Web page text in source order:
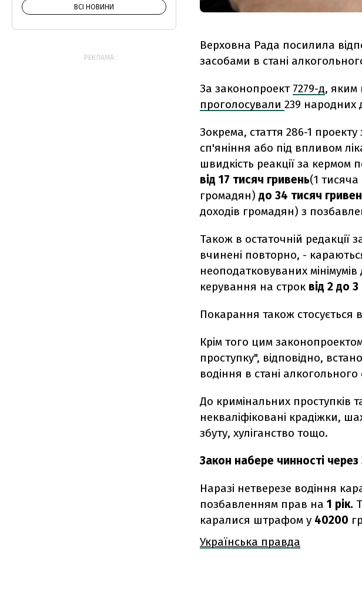
Верховна Рада посилила
засобами в стані
За законопроект 7279-д, яким
проголосували 239 народних
Зокрема, стаття 286-1
сп'яніння або під впливом
швидкість реакції за
від 17 тисяч гривень(1 тисяча
громадян) до 34 тисяч
доходів громадян) з
Також в остаточній редакції
вчинені повторно, -
неоподатковуваних
керування на строк від 2 до 3
Покарання також стосується
Крім того цим
проступку", відповідно,
водіння в стані
До кримінальних проступків
некваліфіковані крадіжки,
збуту, хуліганство тощо.
Закон набере чинності через
Наразі нетверезе водіння
позбавленням прав на 1 рік.
каралися штрафом у 40200
Українська правда
ВСІ НОВИНИ
РЕКЛАМА: